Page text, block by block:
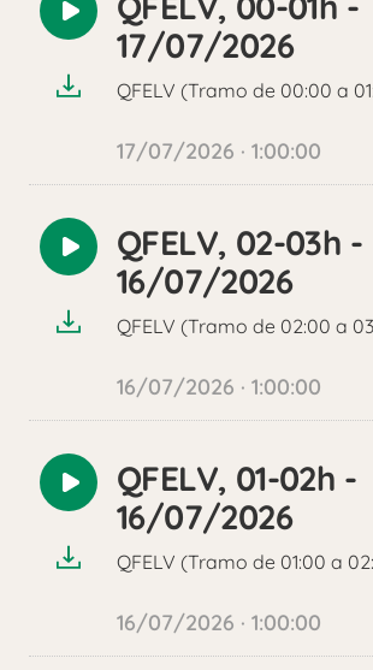
Reproducir
audio17/07/2026
QFELV (Tramo de 00:00 a
17/07/2026 · 1:00:00
Reproducir
audio
QFELV, 02-03h -
16/07/2026
QFELV (Tramo de 02:00 a
16/07/2026 · 1:00:00
Reproducir
audio
QFELV, 01-02h -
16/07/2026
QFELV (Tramo de 01:00 a
16/07/2026 · 1:00:00